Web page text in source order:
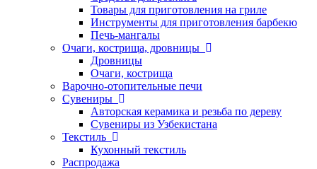
Товары для приготовления на гриле
Инструменты для приготовления барбекю
Печь-мангалы
Очаги, кострища, дровницы
Дровницы
Очаги, кострища
Варочно-отопительные печи
Сувениры
Авторская керамика и резьба по дереву
Сувениры из Узбекистана
Текстиль
Кухонный текстиль
Распродажа